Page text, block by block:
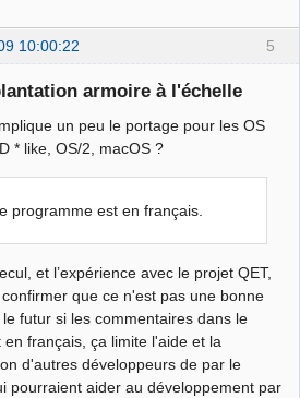
5
10:00:22
armoire à l'échelle
un peu le portage pour les OS
* like, OS/2, macOS ?
programme est en français.
et l’expérience avec le projet QET,
que ce n'est pas une bonne
futur si les commentaires dans le
en français, ça limite l'aide et la
d'autres développeurs de par le
pourraient aider au développement par